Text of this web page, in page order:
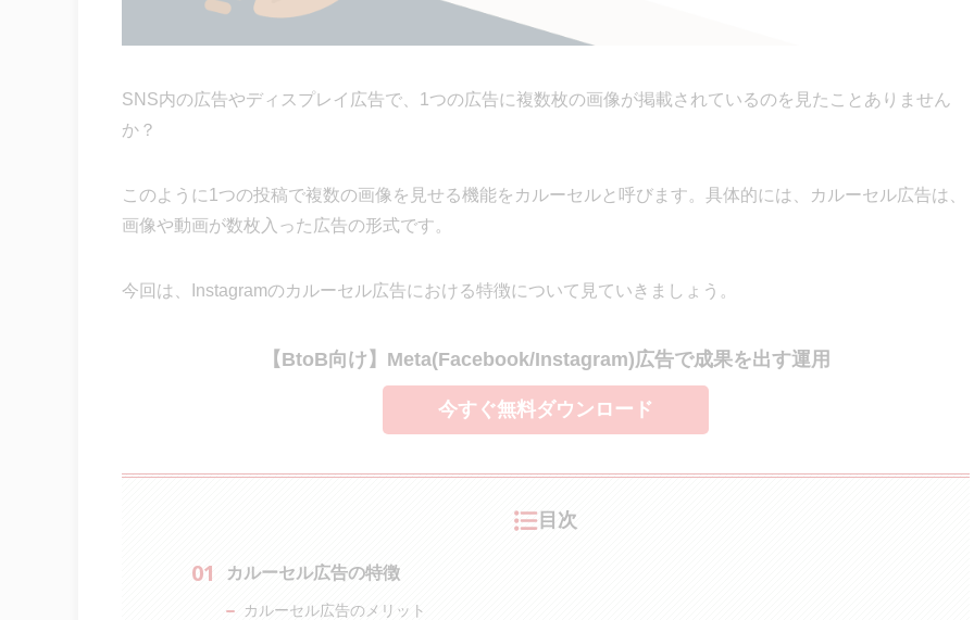
SNS内の広告やディスプレイ広告で、1つの広告に複数枚の画像が掲載されているのを見たことありません
か？
このように1つの投稿で複数の画像を見せる機能をカルーセルと呼びます。具体的には、カルーセル広告は、
画像や動画が数枚入った広告の形式です。
今回は、Instagramのカルーセル広告における特徴について見ていきましょう。
【BtoB向け】Meta(Facebook/Instagram)広告で成果を出す運用
今すぐ無料ダウンロード
目次
カルーセル広告の特徴
カルーセル広告のメリット